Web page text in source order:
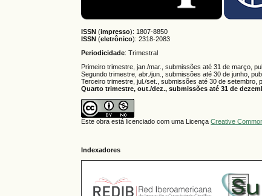
ISSN (impresso): 1807-8850
ISSN (eletrônico):2318-2083
Periodicidade: Trimestral
Primeiro trimestre, jan./mar., submissões até 31 de março,
Segundo trimestre, abr./jun., submissões até 30 de junho,
Terceiro trimestre, jul./set., submissões até 30 de setembro,
Quarto trimestre, out./dez., submissões até 31 de
Este obra está licenciado com uma LicençaCreative
Indexadores